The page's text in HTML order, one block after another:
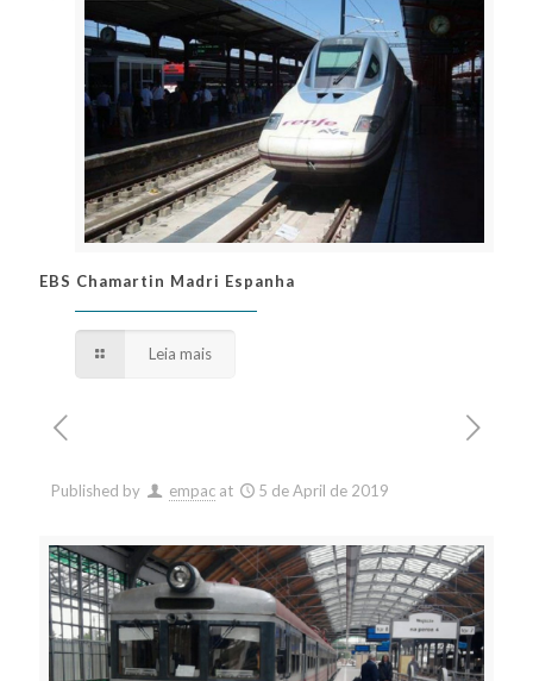
EBS Chamartin Madri Espanha
EBS Chamartin Madri Espanha
Leia mais
Published by empac at 5 de April de 2019